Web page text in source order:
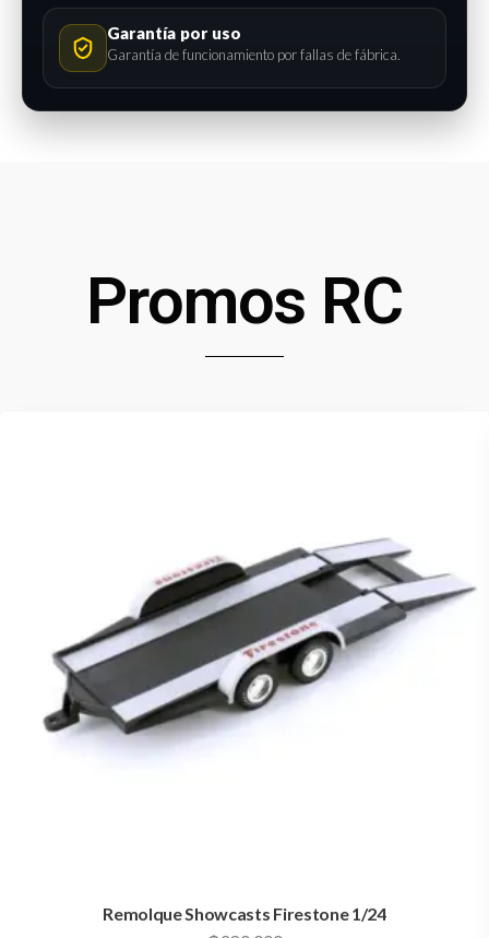
Garantía por uso
Garantía de funcionamiento por fallas de fábrica.
Promos RC
Remolque Showcasts Firestone 1/24